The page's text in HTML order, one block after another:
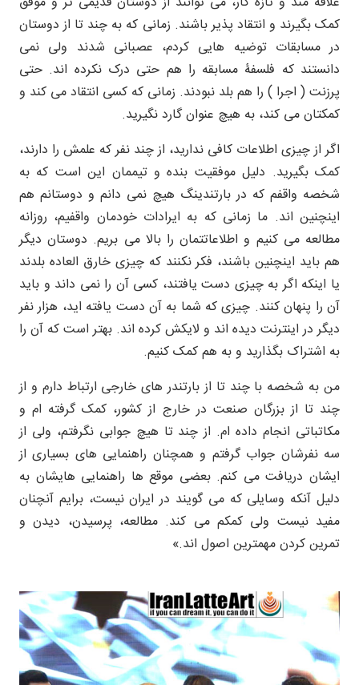
کمک بگیرند و انتقاد پذیر باشند. زمانی که به چند تا از دوستان
در مسابقات توضیه هایی کردم، عصبانی شدند ولی نمی
دانستند که فلسفۀ مسابقه را هم حتی درک نکرده اند. حتی
پرزنت ( اجرا ) را هم بلد نبودند. زمانی که کسی انتقاد می کند و
کمکتان می کند، به هیچ عنوان گارد نگیرید.
اگر از چیزی اطلاعات کافی ندارید، از چند نفر که علمش را دارند،
کمک بگیرید. دلیل موفقیت بنده و تیممان این است که به
شخصه واقفم که در بارتندینگ هیچ نمی دانم و دوستانم هم
اینچنین اند. ما زمانی که به ایرادات خودمان واقفیم، روزانه
مطالعه می کنیم و اطلاعاتتمان را بالا می بریم. دوستان دیگر
هم باید اینچنین باشند، فکر نکنند که چیزی خارق العاده بلدند
یا اینکه اگر به چیزی دست یافتند، کسی آن را نمی داند و باید
آن را پنهان کنند. چیزی که شما به آن دست یافته اید، هزار نفر
دیگر در اینترنت دیده اند و لایکش کرده اند. بهتر است که آن را
به اشتراک بگذارید و به هم کمک کنیم.
من به شخصه با چند تا از بارتندر های خارجی ارتباط دارم و از
چند تا از بزرگان صنعت در خارج از کشور، کمک گرفته ام و
مکاتباتی انجام داده ام. از چند تا هیچ جوابی نگرفتم، ولی از
سه نفرشان جواب گرفتم و همچنان راهنمایی های بسیاری از
ایشان دریافت می کنم. بعضی موقع ها راهنمایی هایشان به
دلیل آنکه وسایلی که می گویند در ایران نیست، برایم آنچنان
مفید نیست ولی کمکم می کند. مطالعه، پرسیدن، دیدن و
تمرین کردن مهمترین اصول اند.»